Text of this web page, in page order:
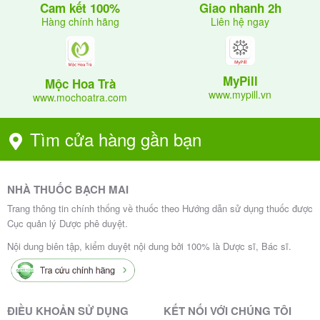
(thường 0.5 – 1.5mg/ngày).
Viêm khớp dạng thấp: 0.5 – 2mg/ngày.
Hen phế quản hoặc dị ứng nặng: Liều cao hơn ban
đầu, sau giảm nhanh.
Cách dùng:
ứng dạ dày.
Dùng liều cao ngắn ngày hoặc liều thấp dài ngày
theo phác đồ.
Giảm liều dần khi ngừng (tapering) để tránh hội
chứng cai corticosteroid.
Điều trị ngắn hạn
(vài ngày đến vài tuần) thường an
Cam kết 100%
Hàng chính hãng
Giao nhanh 2h
Liên hệ ngay
Mộc Hoa Trà
www.mochoatra.com
MyPill
www.mypill.vn
Tìm cửa hàng gần bạn
NHÀ THUỐC BẠCH MAI
Trang thông tin chính thống về thuốc theo Hướng dẫn sử dụng thuốc được
Cục quản lý Dược phê duyệt.
Nội dung biên tập, kiểm duyệt nội dung bởi 100% là Dược sĩ, Bác sĩ.
ĐIỀU KHOẢN SỬ DỤNG KẾT NỐI VỚI CHÚNG TÔI